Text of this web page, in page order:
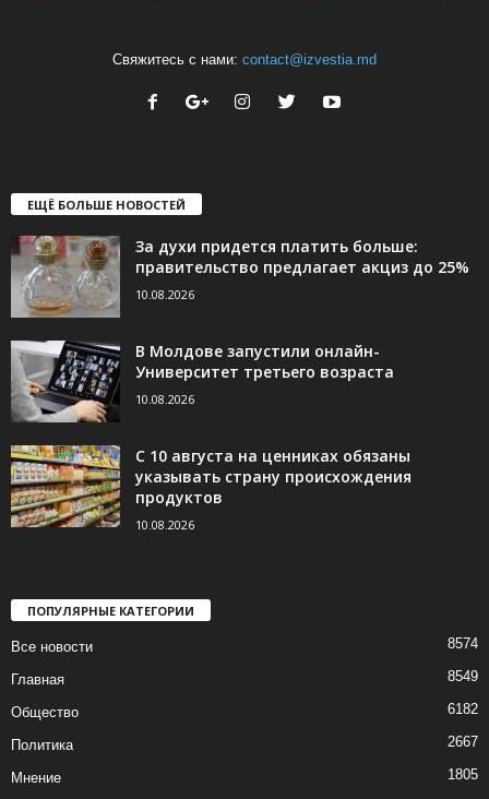
Свяжитесь с нами: contact@izvestia.md
ЕЩЁ БОЛЬШЕ НОВОСТЕЙ
За духи придется платить больше:
правительство предлагает акциз до 25%
10.08.2026
В Молдове запустили онлайн-
Университет третьего возраста
10.08.2026
С 10 августа на ценниках обязаны
указывать страну происхождения
продуктов
10.08.2026
ПОПУЛЯРНЫЕ КАТЕГОРИИ
Все новости 8574
Главная 8549
Общество 6182
Политика 2667
Мнение
1805